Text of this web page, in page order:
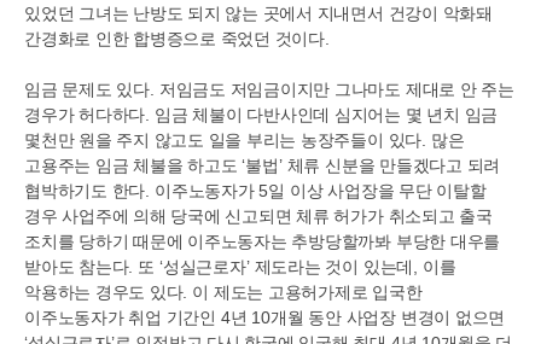
있었던 그녀는 난방도 되지 않는 곳에서 지내면서 건강이 악화돼
간경화로 인한 합병증으로 죽었던 것이다.
임금 문제도 있다. 저임금도 저임금이지만 그나마도 제대로 안 주는
경우가 허다하다. 임금 체불이 다반사인데 심지어는 몇 년치 임금
몇천만 원을 주지 않고도 일을 부리는 농장주들이 있다. 많은
고용주는 임금 체불을 하고도 ‘불법’ 체류 신분을 만들겠다고 되려
협박하기도 한다. 이주노동자가5일 이상 사업장을 무단 이탈할
경우 사업주에 의해 당국에 신고되면 체류 허가가 취소되고 출국
조치를 당하기 때문에 이주노동자는 추방당할까봐 부당한 대우를
받아도 참는다. 또 ‘성실근로자’ 제도라는 것이 있는데, 이를
악용하는 경우도 있다. 이 제도는 고용허가제로 입국한
이주노동자가 취업 기간인 4년 10개월 동안 사업장 변경이 없으면